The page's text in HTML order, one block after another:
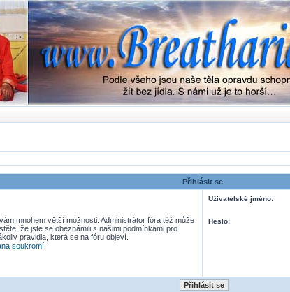
Přihlásit se
mnohem větší možnosti. Administrátor fóra též může
že jste se obeznámili s našimi podmínkami pro
pravidla, která se na fóru objeví.
soukromí
Uživatelské jméno:
Heslo: